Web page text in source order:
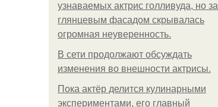
узнаваемых актрис голливуда, но за
глянцевым фасадом скрывалась
огромная неуверенность.
В сети продолжают обсуждать
изменения во внешности актрисы.
Пока актёр делится кулинарными
экспериментами, его главный